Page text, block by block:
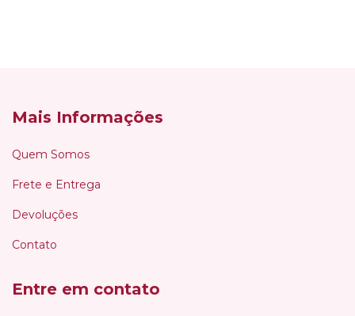
Mais Informações
Quem Somos
Frete e Entrega
Devoluções
Contato
Entre em contato